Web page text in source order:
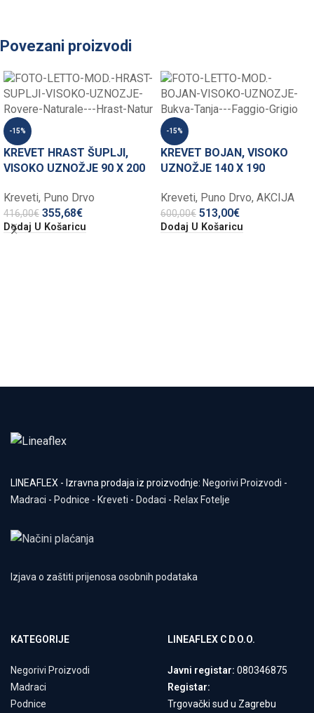
Povezani proizvodi
-15%
KREVET HRAST ŠUPLJI,
VISOKO UZNOŽJE 90 X 200
Kreveti, Puno Drvo
416,00€ 355,68€
Dodaj U Košaricu
-15%
KREVET BOJAN, VISOKO
UZNOŽJE 140 X 190
Kreveti, Puno Drvo, AKCIJA
600,00€ 513,00€
Dodaj U Košaricu
LINEAFLEX - Izravna prodaja iz proizvodnje: Negorivi Proizvodi -
Madraci - Podnice - Kreveti - Dodaci - Relax Fotelje
Izjava o zaštiti prijenosa osobnih podataka
KATEGORIJE
Negorivi Proizvodi
Madraci
Podnice
LINEAFLEX C D.O.O.
Javni registar: 080346875
Registar:
Trgovački sud u Zagrebu